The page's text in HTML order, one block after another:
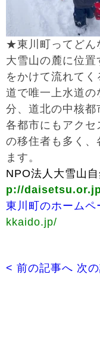
★東川町ってどん
大雪山の麓に位
をかけて流れて
道で唯一上水道
分、道北の中核
各都市にもアク
の移住者も多く
ます。
NPO法人大雪山
p://
東川町のホーム
kkaido.jp/
< 前の記事へ 次